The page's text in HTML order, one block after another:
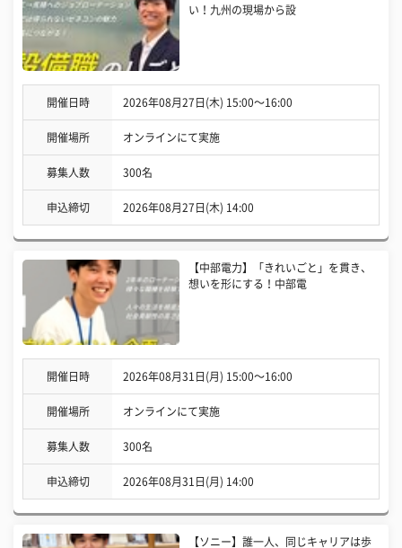
い！九州の現場から設
開催日時 2026年08月27日(木) 15:00〜16:00
開催場所 オンラインにて実施
募集人数 300名
申込締切 2026年08月27日(木) 14:00
【中部電力】「きれいごと」を貫き、
想いを形にする！中部電
開催日時 2026年08月31日(月) 15:00〜16:00
開催場所 オンラインにて実施
募集人数 300名
申込締切 2026年08月31日(月) 14:00
【ソニー】誰一人、同じキャリアは歩